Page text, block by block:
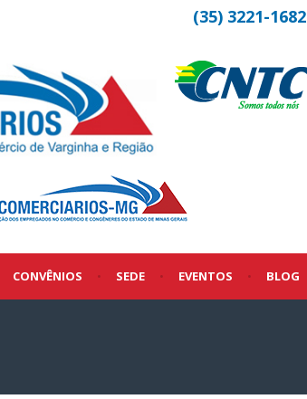
(35) 3221-1682
CONVÊNIOS • SEDE • EVENTOS • BLOG